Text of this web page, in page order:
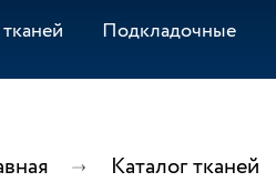
Подкладочные
Каталог тканей